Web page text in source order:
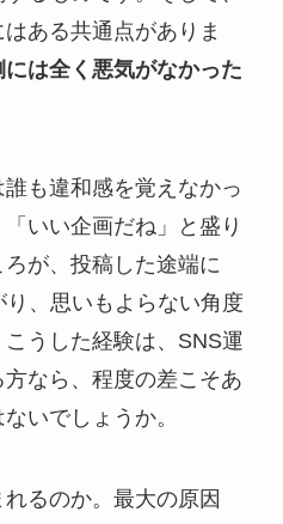
ある共通点がありま
は全く悪気がなかった
も違和感を覚えなかっ
いい企画だね」と盛り
が、投稿した途端に
、思いもよらない角度
うした経験は、SNS運
なら、程度の差こそあ
いでしょうか。
るのか。最大の原因